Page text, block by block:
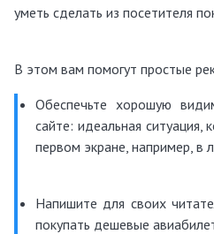
уметь сделать из посетителя
В этом вам помогут простые
Обеспечьте хорошую
сайте: идеальная
первом экране, например, в
Напишите для своих
покупать дешевые